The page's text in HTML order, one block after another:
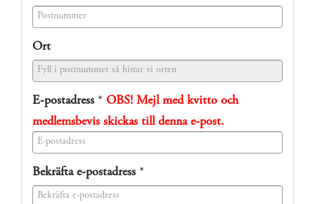
Ort
E-postadress * OBS! Mejl med kvitto och
medlemsbevis skickas till denna e-post.
Bekräfta e-postadress *